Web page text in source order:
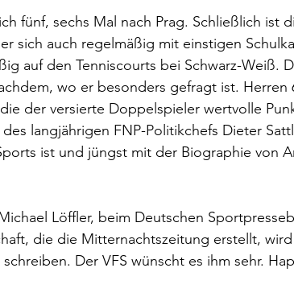
fünf, sechs Mal nach Prag. Schließlich ist
sich auch regelmäßig mit einstigen
auf den Tenniscourts bei Schwarz-Weiß.
wo er besonders gefragt ist. Herren
der versierte Doppelspieler wertvolle
langjährigen FNP-Politikchefs Dieter
ist und jüngst mit der Biographie von
Löffler, beim Deutschen
die die Mitternachtszeitung erstellt,
Der VFS wünscht es ihm sehr.